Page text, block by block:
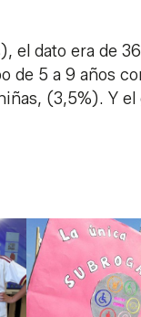
el dato era de
de 5 a 9 años
(3,5%). Y el